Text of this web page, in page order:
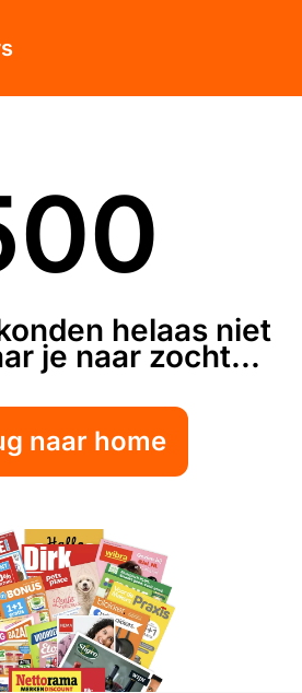
500
helaas niet
je naar zocht...
naar home